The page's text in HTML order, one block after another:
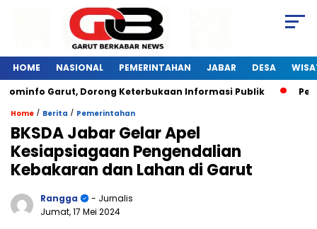
HOME NASIONAL PEMERINTAHAN JABAR DESA
Garut, Dorong Keterbukaan Informasi Publik
Home / Berita / Pemerintahan
BKSDA Jabar Gelar Apel
Kesiapsiagaan Pengendalian
Kebakaran dan Lahan di Garut
Rangga
- Jurnalis
Jumat, 17 Mei 2024